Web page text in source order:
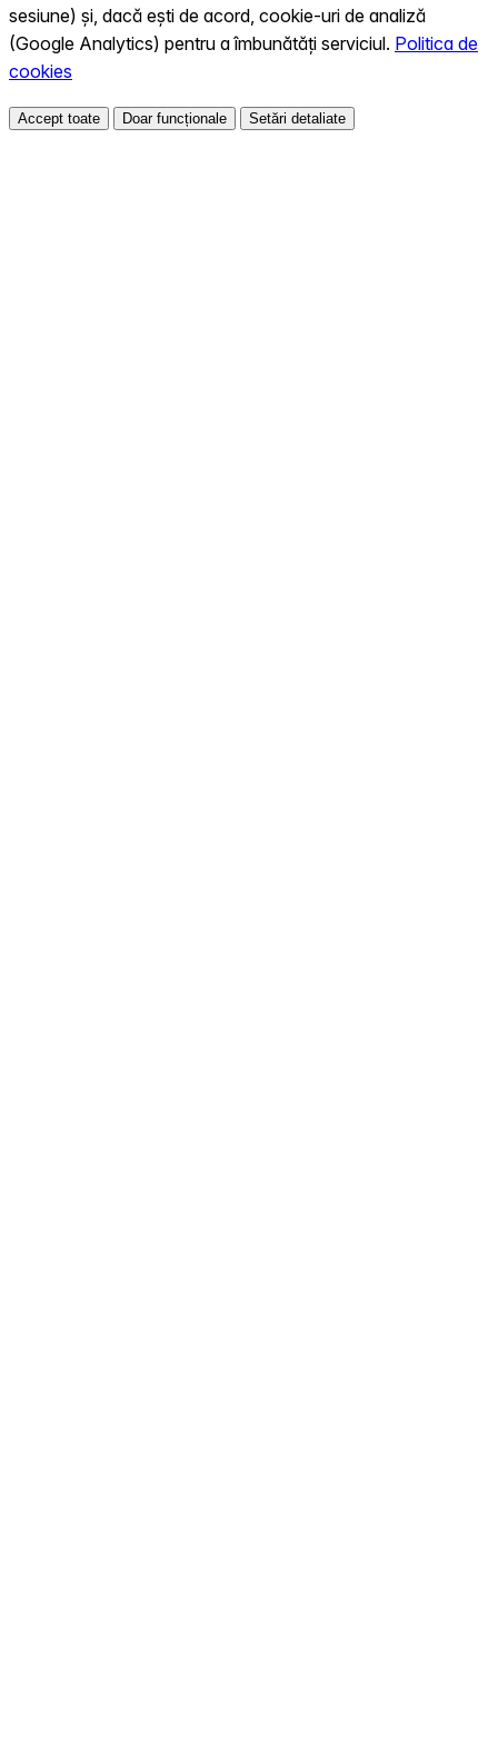
sesiune) și, dacă ești de acord, cookie-uri de analiză
(Google Analytics) pentru a îmbunătăți serviciul. Politica de
cookies
Accept toate Doar funcționale Setări detaliate